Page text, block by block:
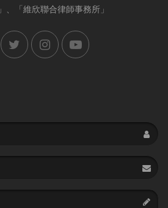
」、「維欣聯合律師事務所」